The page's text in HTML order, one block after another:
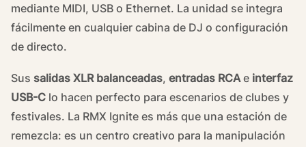
mediante MIDI, USB o Ethernet. La unidad se integra
fácilmente en cualquier cabina de DJ o configuración
de directo.
Sus salidas XLR balanceadas, entradas RCAe interfaz
USB-C lo hacen perfecto para escenarios de clubes y
festivales. La RMX Ignite es más que una estación de
remezcla: es un centro creativo para la manipulación